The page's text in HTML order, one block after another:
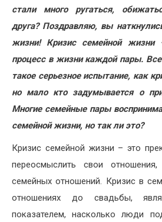
Красота
Недвижимость
стали много ругаться,
друга? Поздравляю, вы
жизни! Кризис семейной жизни
процесс в жизни каждой пары.
такое серьезное испытание, как
но мало кто задумывается о
Многие семейные пары
семейной жизни, но так ли это?
Кризис семейной жизни – это
переосмыслить свои
семейных отношений. Кризис в
отношениях до свадьбы,
показателем, насколько люди